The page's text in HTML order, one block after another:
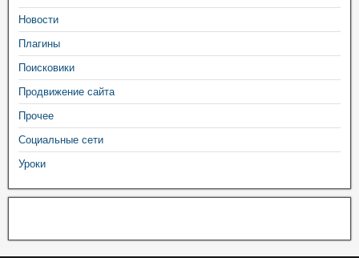
Новости
Плагины
Поисковики
Продвижение сайта
Прочее
Социальные сети
Уроки